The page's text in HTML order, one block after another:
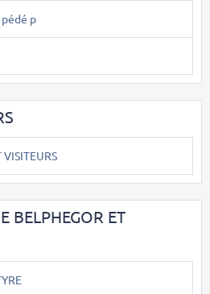
pédé p
VISITEURS
BELPHEGOR ET